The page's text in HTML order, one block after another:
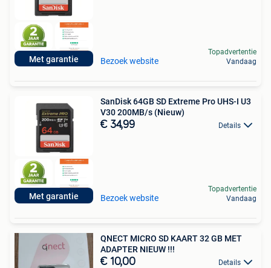
Met garantie Bezoek website
Topadvertentie
Vandaag
Met garantie
SanDisk 64GB SD Extreme Pro UHS-I U3
V30 200MB/s (Nieuw)
€ 34,99 Details
Bezoek website
Topadvertentie
Vandaag
QNECT MICRO SD KAART 32 GB MET
ADAPTER NIEUW !!!
€ 10,00 Details